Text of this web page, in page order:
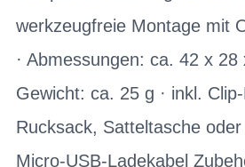
werkzeugfreie Montage mit
· Abmessungen: ca. 42 x 28
Gewicht: ca. 25 g · inkl.
Rucksack, Satteltasche oder
Micro-USB-Ladekabel